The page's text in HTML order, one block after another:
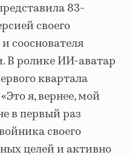
83-
своего
сооснователя
В ролике ИИ-аватар
квартала
я, вернее, мой
в первый раз
своего
целей и активно